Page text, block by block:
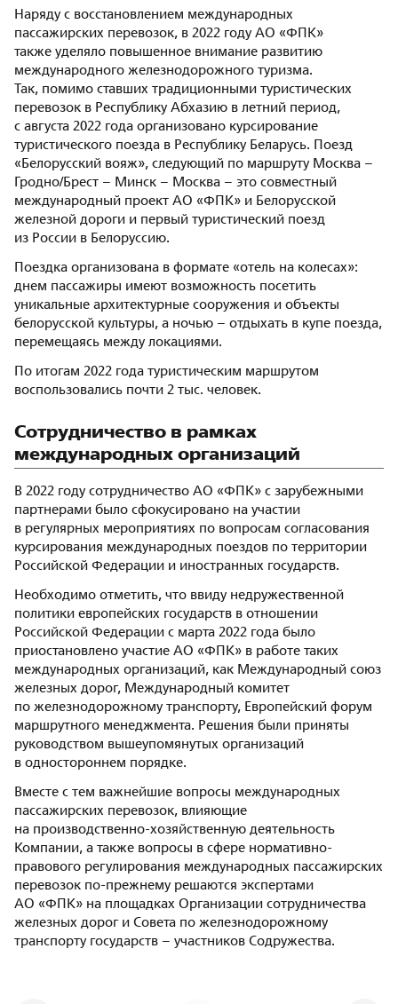
Наряду с восстановлением международных
пассажирских перевозок, в 2022 году АО «ФПК»
также уделяло повышенное внимание развитию
международного железнодорожного туризма.
Так, помимо ставших традиционными туристических
перевозок в Республику Абхазию в летний период,
с августа 2022 года организовано курсирование
туристического поезда в Республику Беларусь. Поезд
«Белорусский вояж», следующий по маршруту Москва –
Гродно/Брест – Минск – Москва – это совместный
международный проект АО «ФПК» и Белорусской
железной дороги и первый туристический поезд
из России в Белоруссию.
Поездка организована в формате «отель на колесах»:
днем пассажиры имеют возможность посетить
уникальные архитектурные сооружения и объекты
белорусской культуры, а ночью – отдыхать в купе поезда,
перемещаясь между локациями.
По итогам 2022 года туристическим маршрутом
воспользовались почти 2 тыс. человек.
Сотрудничество в рамках
международных организаций
В 2022 году сотрудничество АО «ФПК» с зарубежными
партнерами было сфокусировано на участии
в регулярных мероприятиях по вопросам согласования
курсирования международных поездов по территории
Российской Федерации и иностранных государств.
Необходимо отметить, что ввиду недружественной
политики европейских государств в отношении
Российской Федерации с марта 2022 года было
приостановлено участие АО «ФПК» в работе таких
международных организаций, как Международный союз
железных дорог, Международный комитет
по железнодорожному транспорту, Европейский форум
маршрутного менеджмента. Решения были приняты
руководством вышеупомянутых организаций
в одностороннем порядке.
Вместе с тем важнейшие вопросы международных
пассажирских перевозок, влияющие
на производственно-хозяйственную деятельность
Компании, а также вопросы в сфере нормативно-
правового регулирования международных пассажирских
перевозок по-прежнему решаются экспертами
АО «ФПК» на площадках Организации сотрудничества
железных дорог и Совета по железнодорожному
транспорту государств – участников Содружества.